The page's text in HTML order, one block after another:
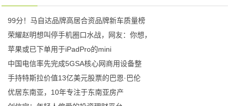
99分！马自达品牌高居合资品牌新车质量榜
荣耀赵明想叫停手机圈口水战，网友：你想，
苹果或已下单用于iPadPro的mini
中国电信率先完成5GSA核心网商用设备整
手持特斯拉价值13亿美元股票的巴恩·巴伦
优居东南亚，10年专注于东南亚房产